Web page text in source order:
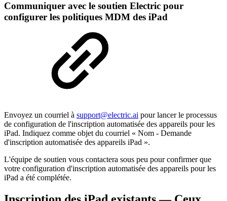
Communiquer avec le soutien Electric pour
configurer les politiques MDM des iPad
Envoyez un courriel à support@electric.ai pour lancer le processus
de configuration de l'inscription automatisée des appareils pour les
iPad. Indiquez comme objet du courriel « Nom - Demande
d'inscription automatisée des appareils iPad ».
L'équipe de soutien vous contactera sous peu pour confirmer que
votre configuration d'inscription automatisée des appareils pour les
iPad a été complétée.